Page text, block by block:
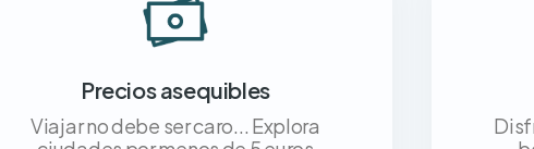
Precios asequibles
Viajar no debe ser caro... Explora